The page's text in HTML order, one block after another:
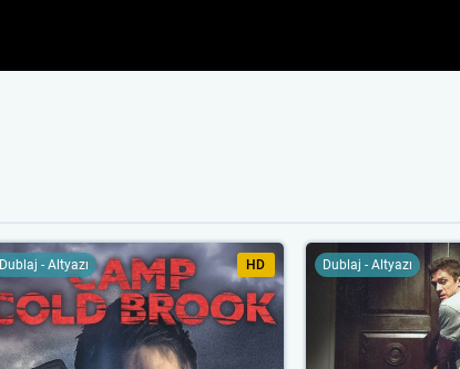
Dublaj - Altyazı HD Dublaj - Altyazı